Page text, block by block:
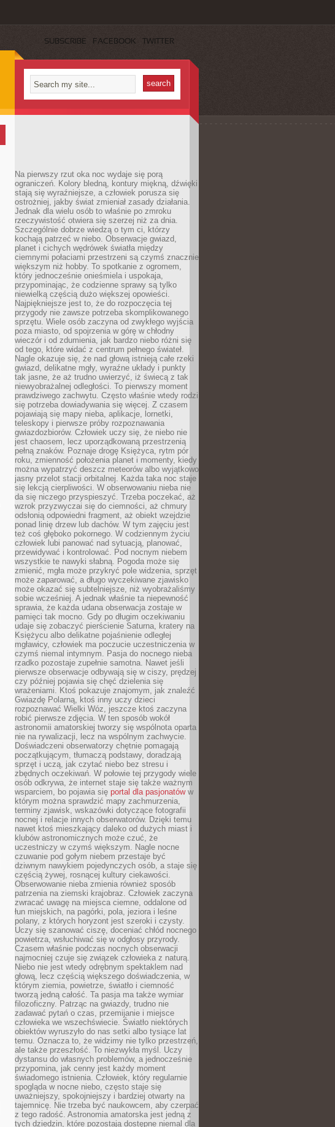
SUBSCRIBE FACEBOOK TWITTER
Na pierwszy rzut oka noc wydaje się porą
ograniczeń. Kolory bledną, kontury miękną, dźwięki
stają się wyraźniejsze, a człowiek porusza się
ostrożniej, jakby świat zmieniał zasady działania.
Jednak dla wielu osób to właśnie po zmroku
rzeczywistość otwiera się szerzej niż za dnia.
Szczególnie dobrze wiedzą o tym ci, którzy
kochają patrzeć w niebo. Obserwacje gwiazd,
planet i cichych wędrówek światła między
ciemnymi połaciami przestrzeni są czymś znacznie
większym niż hobby. To spotkanie z ogromem,
który jednocześnie onieśmiela i uspokaja,
przypominając, że codzienne sprawy są tylko
niewielką częścią dużo większej opowieści.
Najpiękniejsze jest to, że do rozpoczęcia tej
przygody nie zawsze potrzeba skomplikowanego
sprzętu. Wiele osób zaczyna od zwykłego wyjścia
poza miasto, od spojrzenia w górę w chłodny
wieczór i od zdumienia, jak bardzo niebo różni się
od tego, które widać z centrum pełnego świateł.
Nagle okazuje się, że nad głową istnieją całe rzeki
gwiazd, delikatne mgły, wyraźne układy i punkty
tak jasne, że aż trudno uwierzyć, iż świecą z tak
niewyobrażalnej odległości. To pierwszy moment
prawdziwego zachwytu. Często właśnie wtedy rodzi
się potrzeba dowiadywania się więcej. Z czasem
pojawiają się mapy nieba, aplikacje, lornetki,
teleskopy i pierwsze próby rozpoznawania
gwiazdozbiorów. Człowiek uczy się, że niebo nie
jest chaosem, lecz uporządkowaną przestrzenią
pełną znaków. Poznaje drogę Księżyca, rytm pór
roku, zmienność położenia planet i momenty, kiedy
można wypatrzyć deszcz meteorów albo wyjątkowo
jasny przelot stacji orbitalnej. Każda taka noc staje
się lekcją cierpliwości. W obserwowaniu nieba nie
da się niczego przyspieszyć. Trzeba poczekać, aż
wzrok przyzwyczai się do ciemności, aż chmury
odsłonią odpowiedni fragment, aż obiekt wzejdzie
ponad linię drzew lub dachów. W tym zajęciu jest
też coś głęboko pokornego. W codziennym życiu
człowiek lubi panować nad sytuacją, planować,
przewidywać i kontrolować. Pod nocnym niebem
wszystkie te nawyki słabną. Pogoda może się
zmienić, mgła może przykryć pole widzenia, sprzęt
może zaparować, a długo wyczekiwane zjawisko
może okazać się subtelniejsze, niż wyobrażaliśmy
sobie wcześniej. A jednak właśnie ta niepewność
sprawia, że każda udana obserwacja zostaje w
pamięci tak mocno. Gdy po długim oczekiwaniu
udaje się zobaczyć pierścienie Saturna, kratery na
Księżycu albo delikatne pojaśnienie odległej
mgławicy, człowiek ma poczucie uczestniczenia w
czymś niemal intymnym. Pasja do nocnego nieba
rzadko pozostaje zupełnie samotna. Nawet jeśli
pierwsze obserwacje odbywają się w ciszy, prędzej
czy później pojawia się chęć dzielenia się
wrażeniami. Ktoś pokazuje znajomym, jak znaleźć
Gwiazdę Polarną, ktoś inny uczy dzieci
rozpoznawać Wielki Wóz, jeszcze ktoś zaczyna
robić pierwsze zdjęcia. W ten sposób wokół
astronomii amatorskiej tworzy się wspólnota oparta
nie na rywalizacji, lecz na wspólnym zachwycie.
Doświadczeni obserwatorzy chętnie pomagają
początkującym, tłumaczą podstawy, doradzają
sprzęt i uczą, jak czytać niebo bez stresu i
zbędnych oczekiwań. W połowie tej przygody wiele
osób odkrywa, że internet staje się także ważnym
wsparciem, bo pojawia się portal dla pasjonatóww
którym można sprawdzić mapy zachmurzenia,
terminy zjawisk, wskazówki dotyczące fotografii
nocnej i relacje innych obserwatorów. Dzięki temu
nawet ktoś mieszkający daleko od dużych miast i
klubów astronomicznych może czuć, że
uczestniczy w czymś większym. Nagle nocne
czuwanie pod gołym niebem przestaje być
dziwnym nawykiem pojedynczych osób, a staje się
częścią żywej, rosnącej kultury ciekawości.
Obserwowanie nieba zmienia również sposób
patrzenia na ziemski krajobraz. Człowiek zaczyna
zwracać uwagę na miejsca ciemne, oddalone od
łun miejskich, na pagórki, pola, jeziora i leśne
polany, z których horyzont jest szeroki i czysty.
Uczy się szanować ciszę, doceniać chłód nocnego
powietrza, wsłuchiwać się w odgłosy przyrody.
Czasem właśnie podczas nocnych obserwacji
najmocniej czuje się związek człowieka z naturą.
Niebo nie jest wtedy odrębnym spektaklem nad
głową, lecz częścią większego doświadczenia, w
którym ziemia, powietrze, światło i ciemność
tworzą jedną całość. Ta pasja ma także wymiar
filozoficzny. Patrząc na gwiazdy, trudno nie
zadawać pytań o czas, przemijanie i miejsce
człowieka we wszechświecie. Światło niektórych
obiektów wyruszyło do nas setki albo tysiące lat
temu. Oznacza to, że widzimy nie tylko przestrzeń,
ale także przeszłość. To niezwykła myśl. Uczy
dystansu do własnych problemów, a jednocześnie
przypomina, jak cenny jest każdy moment
świadomego istnienia. Człowiek, który regularnie
spogląda w nocne niebo, często staje się
uważniejszy, spokojniejszy i bardziej otwarty na
tajemnicę. Nie trzeba być naukowcem, aby czerpać
z tego radość. Astronomia amatorska jest jedną z
tych dziedzin, które pozostają dostępne niemal dla